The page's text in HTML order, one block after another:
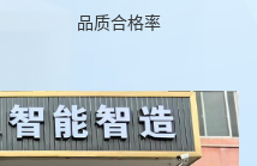
品质合格率